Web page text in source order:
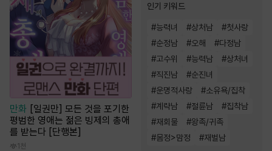
만화 [일권만] 모든 것을 포기한
평범한 영애는 젊은 빙제의 총애
를 받는다 [단행본]
1천
인기 키워드
#능력녀 #상처남 #첫사랑
#순정남 #오해 #다정남
#고수위 #능력남 #상처녀
#직진남 #순진녀
#운명적사랑 #소유욕/집착
#계략남 #절륜남 #집착남
#재회물 #왕족/귀족
#몸정>맘정 #재벌남